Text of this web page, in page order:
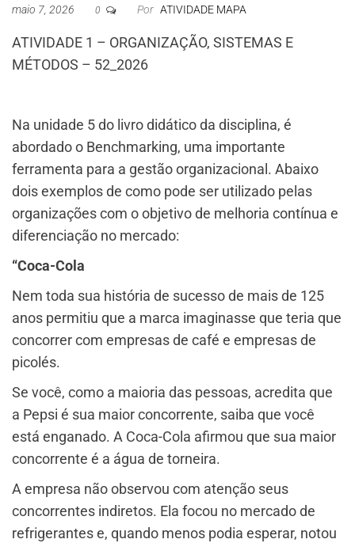
maio 7, 2026 0 Por ATIVIDADE MAPA
ATIVIDADE 1 – ORGANIZAÇÃO, SISTEMAS E
MÉTODOS – 52_2026
Na unidade 5 do livro didático da disciplina, é
abordado o Benchmarking, uma importante
ferramenta para a gestão organizacional. Abaixo
dois exemplos de como pode ser utilizado pelas
organizações com o objetivo de melhoria contínua e
diferenciação no mercado:
“Coca-Cola
Nem toda sua história de sucesso de mais de 125
anos permitiu que a marca imaginasse que teria que
concorrer com empresas de café e empresas de
picolés.
Se você, como a maioria das pessoas, acredita que
a Pepsi é sua maior concorrente, saiba que você
está enganado. A Coca-Cola afirmou que sua maior
concorrente é a água de torneira.
A empresa não observou com atenção seus
concorrentes indiretos. Ela focou no mercado de
refrigerantes e, quando menos podia esperar, notou